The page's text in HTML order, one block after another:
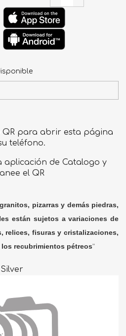
aplicación de Catalogo y
el QR
pizarras y demás piedras,
están sujetos a variaciones de
relices, fisuras y cristalizaciones,
recubrimientos pétreos"